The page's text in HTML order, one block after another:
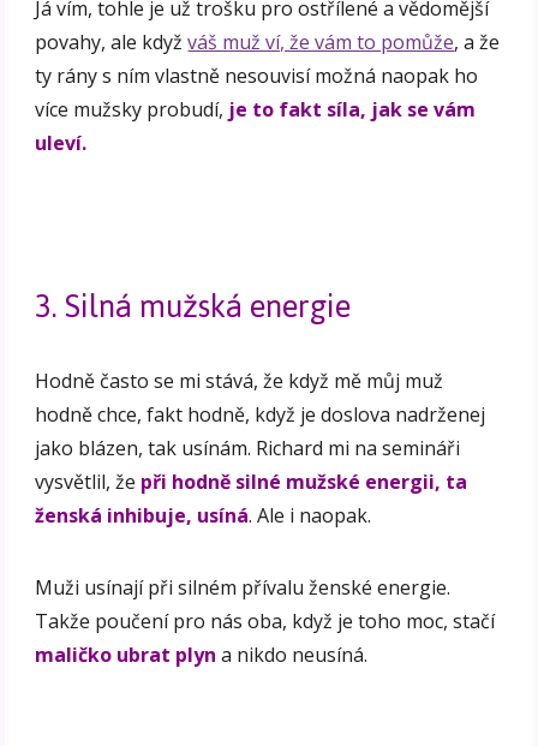
Já vím, tohle je už trošku pro ostřílené a vědomější
povahy, ale kdyžváš muž ví, že vám to pomůže, a že
ty rány s ním vlastně nesouvisí možná naopak ho
více mužsky probudí, je to fakt síla, jak se vám
uleví.
3. Silná mužská energie
Hodně často se mi stává, že když mě můj muž
hodně chce, fakt hodně, když je doslova nadrženej
jako blázen, tak usínám. Richard mi na semináři
vysvětlil, že při hodně silné mužské energii, ta
ženská inhibuje, usíná. Ale i naopak.
Muži usínají při silném přívalu ženské energie.
Takže poučení pro nás oba, když je toho moc, stačí
maličko ubrat plyn a nikdo neusíná.